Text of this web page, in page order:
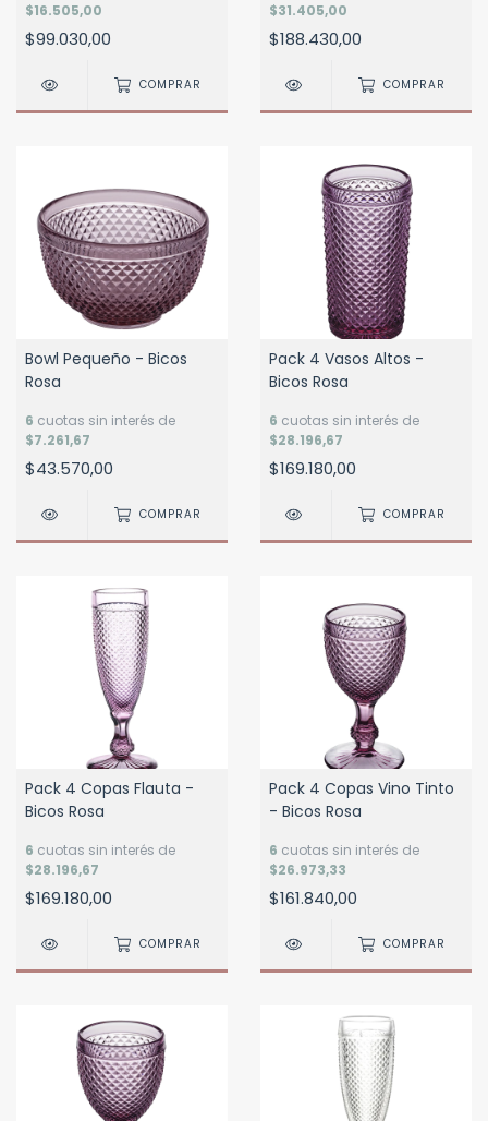
$16.505,00
$99.030,00
COMPRAR
$31.405,00
$188.430,00
COMPRAR
Bowl Pequeño - Bicos
Rosa
6 cuotas sin interés de
$7.261,67
$43.570,00
COMPRAR
Pack 4 Vasos Altos -
Bicos Rosa
6 cuotas sin interés de
$28.196,67
$169.180,00
COMPRAR
Pack 4 Copas Flauta -
Bicos Rosa
6 cuotas sin interés de
$28.196,67
$169.180,00
COMPRAR
Pack 4 Copas Vino Tinto
- Bicos Rosa
6 cuotas sin interés de
$26.973,33
$161.840,00
COMPRAR